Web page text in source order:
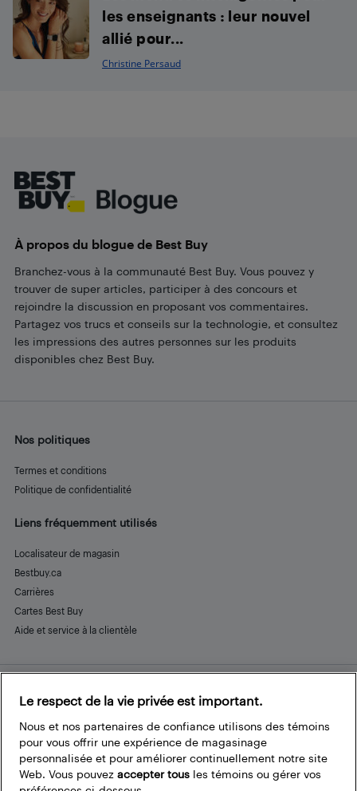
les enseignants : leur nouvel
allié pour...
Christine Persaud
À propos du blogue de Best Buy
Branchez-vous à la communauté Best Buy. Vous pouvez y
trouver de super articles, participer à des concours et
rejoindre la discussion en proposant vos commentaires.
Partagez vos trucs et conseils sur la technologie, et consultez
les impressions des autres personnes sur les produits
disponibles chez Best Buy.
Nos politiques
Termes et conditions
Politique de confidentialité
Liens fréquemment utilisés
Localisateur de magasin
Bestbuy.ca
Carrières
Cartes Best Buy
Aide et service à la clientèle
Restez connecté
FacebookInstagram
PinterestLinkedInYouTube
Le respect de la vie privée est important.
Nous et nos partenaires de confiance utilisons des témoins
pour vous offrir une expérience de magasinage
personnalisée et pour améliorer continuellement notre site
Web. Vous pouvez accepter tous les témoins ou gérer vos